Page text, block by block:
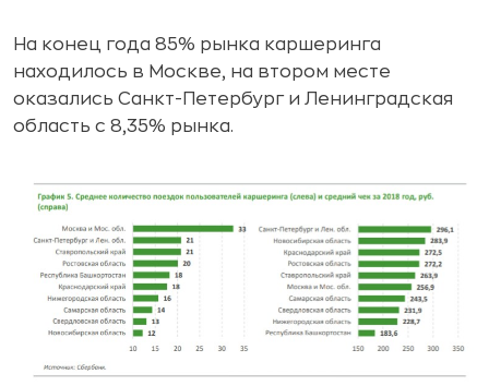
На конец года 85% рынка каршеринга
находилось в Москве, на втором месте
оказались Санкт-Петербург и Ленинградская
область с 8,35% рынка.